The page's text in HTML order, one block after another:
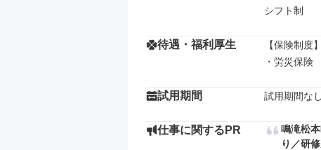
シフト制
待遇・福利厚生
【保険制度】
・労災保険
試用期間 試用期間なし
仕事に関するPR
鳴滝松
り／研